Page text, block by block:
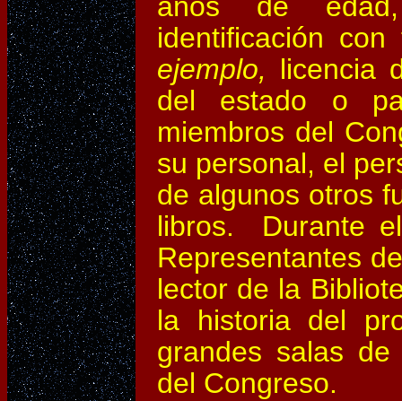
identificación
ejemplo, licencia
del estado o
miembros del
su personal, el
de algunos otros
libros. Durante
Representantes
lector de la
la historia del
grandes salas
del Congreso.